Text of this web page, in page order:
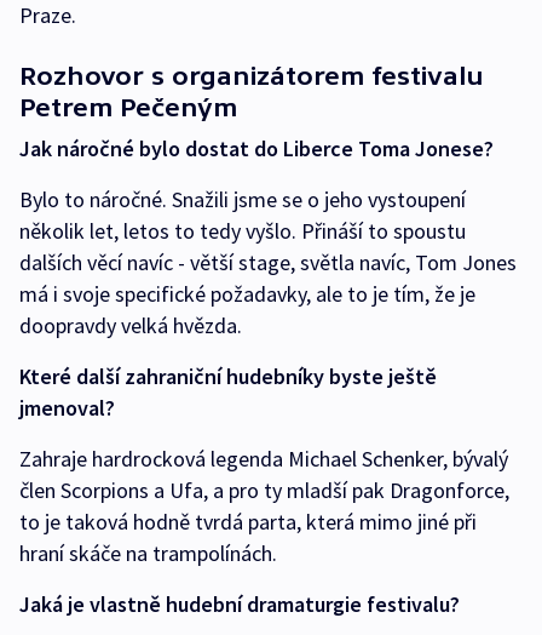
Praze.
Rozhovor s organizátorem festivalu
Petrem Pečeným
Jak náročné bylo dostat do Liberce Toma Jonese?
Bylo to náročné. Snažili jsme se o jeho vystoupení
několik let, letos to tedy vyšlo. Přináší to spoustu
dalších věcí navíc - větší stage, světla navíc, Tom Jones
má i svoje specifické požadavky, ale to je tím, že je
doopravdy velká hvězda.
Které další zahraniční hudebníky byste ještě
jmenoval?
Zahraje hardrocková legenda Michael Schenker, bývalý
člen Scorpions a Ufa, a pro ty mladší pak Dragonforce,
to je taková hodně tvrdá parta, která mimo jiné při
hraní skáče na trampolínách.
Jaká je vlastně hudební dramaturgie festivalu?